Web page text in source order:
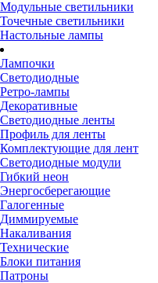
Модульные светильники
Точечные светильники
Настольные лампы
Лампочки
Светодиодные
Ретро-лампы
Декоративные
Светодиодные ленты
Профиль для ленты
Комплектующие для лент
Светодиодные модули
Гибкий неон
Энергосберегающие
Галогенные
Диммируемые
Накаливания
Технические
Блоки питания
Патроны